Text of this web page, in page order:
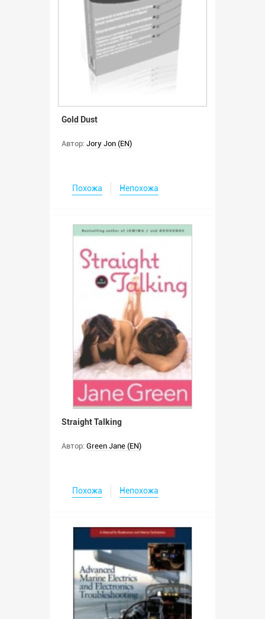
Gold Dust
Автор: Jory Jon (EN)
Похожа Непохожа
Straight Talking
Автор: Green Jane (EN)
Похожа Непохожа